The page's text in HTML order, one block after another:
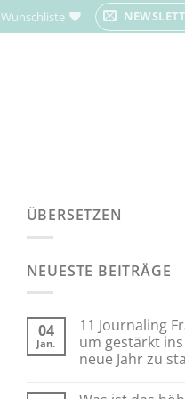
Wunschliste
ÜBERSETZEN
NEUESTE BEITRÄGE
04
Jan.
11 Journaling
um gestärkt ins
neue Jahr zu